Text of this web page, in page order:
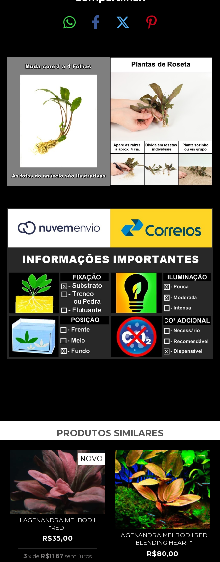
PRODUTOS SIMILARES
NOVO
LAGENANDRA MELBODII
"RED"
R$35,00
3 x de R$11,67 sem juros
LAGENANDRA MELBODII RED
"BLENDING HEART"
R$80,00